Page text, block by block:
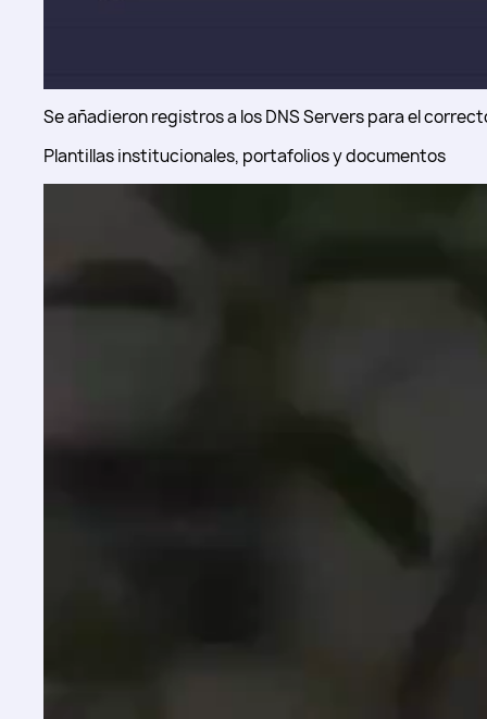
Se añadieron registros a los DNS Servers para el
Plantillas institucionales, portafolios y documentos